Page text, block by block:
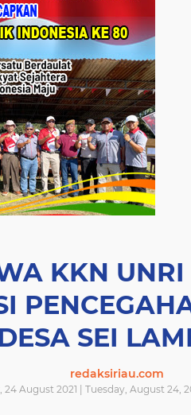
KKN
SEI
redaksiriau.com
24 August 2021 | Tuesday, August 24,